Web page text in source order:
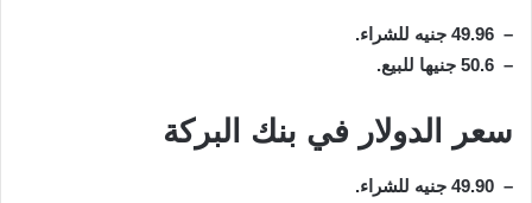
– 49.96 جنيه للشراء.
– 50.6 جنيها للبيع.
سعر الدولار في بنك البركة
– 49.90 جنيه للشراء.